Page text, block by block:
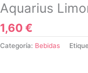
Aquarius
1,60€
Categoría: Bebidas